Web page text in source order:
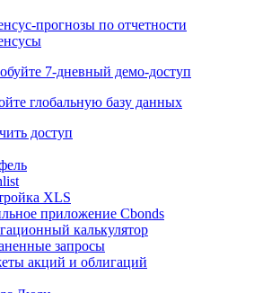
индексов Cbonds
7-дневный
глобальную базу данных
доступ
XLS
приложение Cbonds